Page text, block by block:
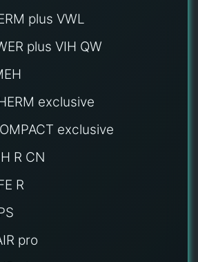
plus VWL
plus VIH QW
exclusive
exclusive
R CN
R
pro